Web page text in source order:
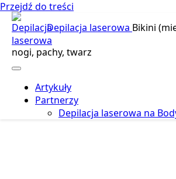
Przejdź do treści
Depilacja laserowa Bikini
nogi, pachy, twarz
Artykuły
Partnerzy
Depilacja laserowa na